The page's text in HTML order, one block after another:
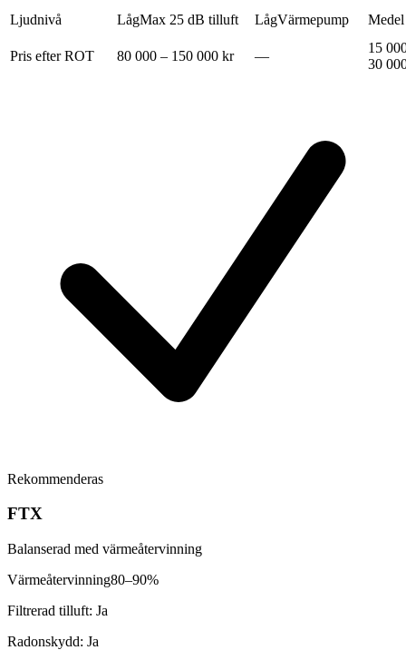
Ljudnivå LågMax 25 dB tilluft LågVärmepump Medel
Pris efter ROT 80 000 – 150 000 kr —
15
30
Rekommenderas
FTX
Balanserad med värmeåtervinning
Värmeåtervinning80–90%
Filtrerad tilluft: Ja
Radonskydd: Ja